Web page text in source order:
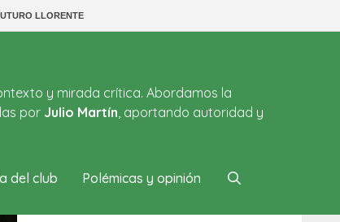
LLORENTE
y mirada crítica. Abordamos la
por Julio Martín, aportando autoridad y
del club Polémicas y opinión